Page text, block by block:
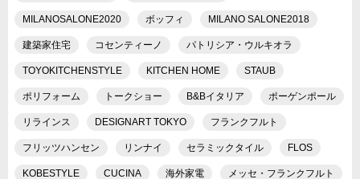
MILANOSALONE2020 ボッフィ MILANO SALONE2018
建築家住宅 コセンティーノ パトリシア・ウルキオラ
TOYOKITCHENSTYLE KITCHEN HOME STAUB
ポリフォーム トークショー B&Bイタリア ポーゲンポール
リラインス DESIGNART TOKYO フランクフルト
フリッツハンセン リンナイ セラミックタイル FLOS
KOBESTYLE CUCINA 海外家電 メッセ・フランクフルト